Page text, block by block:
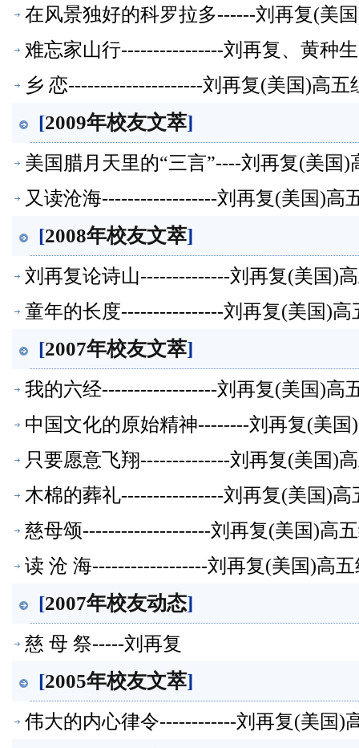
在风景独好的科罗拉多------刘再复(美
难忘家山行----------------刘再复、黄种
乡 恋---------------------刘再复(美国)高五
[2009年校友文萃]
美国腊月天里的“三言”----刘再复(美国
又读沧海------------------刘再复(美国)高
[2008年校友文萃]
刘再复论诗山--------------刘再复(美国)
童年的长度----------------刘再复(美国)高
[2007年校友文萃]
我的六经------------------刘再复(美国)高
中国文化的原始精神--------刘再复(美
只要愿意飞翔--------------刘再复(美国)
木棉的葬礼----------------刘再复(美国)高
慈母颂--------------------刘再复(美国)高
读 沧 海------------------刘再复(美国)高
[2007年校友动态]
慈 母 祭-----刘再复
[2005年校友文萃]
伟大的内心律令------------刘再复(美国)